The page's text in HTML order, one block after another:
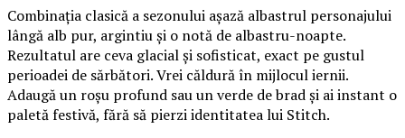
Combinația clasică a sezonului așază albastrul personajului
lângă alb pur, argintiu și o notă de albastru-noapte.
Rezultatul are ceva glacial și sofisticat, exact pe gustul
perioadei de sărbători. Vrei căldură în mijlocul iernii.
Adaugă un roșu profund sau un verde de brad și ai instant o
paletă festivă, fără să pierzi identitatea lui Stitch.